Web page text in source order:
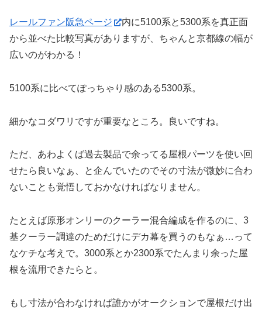
レールファン阪急ページ
内に5100系と5300系を真正面
から並べた比較写真がありますが、ちゃんと京都線の幅が
広いのがわかる！
5100系に比べてぽっちゃり感のある5300系。
細かなコダワリですが重要なところ。良いですね。
ただ、あわよくば過去製品で余ってる屋根パーツを使い回
せたら良いなぁ、と企んでいたのでその寸法が微妙に合わ
ないことも覚悟しておかなければなりません。
たとえば原形オンリーのクーラー混合編成を作るのに、3
基クーラー調達のためだけにデカ幕を買うのもなぁ…って
なケチな考えで。3000系とか2300系でたんまり余った屋
根を流用できたらと。
もし寸法が合わなければ誰かがオークションで屋根だけ出